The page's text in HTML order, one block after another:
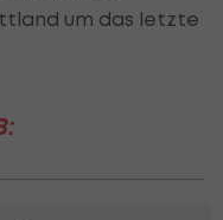
um das letzte